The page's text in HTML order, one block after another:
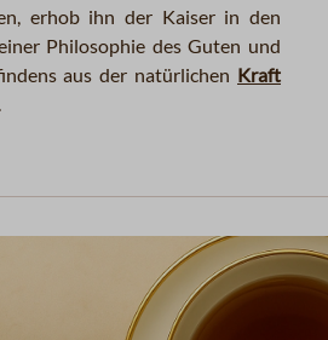
erhob ihn der Kaiser in den
Philosophie des Guten und
aus der natürlichen Kraft